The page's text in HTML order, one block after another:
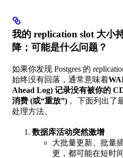
我的 replication slot 大小
降；可能是什么问题？
如果你发现 Postgres 的
始终没有回落，通常意味着
Ahead Log) 记录没有被你的
消费 (或“重放”) 。下面列出了
处理方法。
数据库活动突然激增
大批量更新、批量
更，都可能在短时